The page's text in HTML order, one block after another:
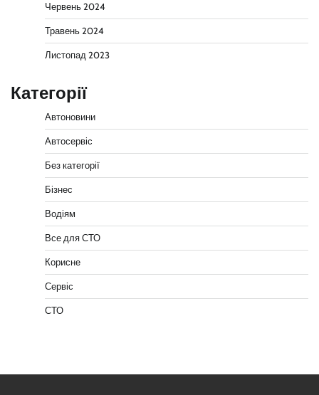
Червень 2024
Травень 2024
Листопад 2023
Категорії
Автоновини
Автосервіс
Без категорії
Бізнес
Водіям
Все для СТО
Корисне
Сервіс
СТО